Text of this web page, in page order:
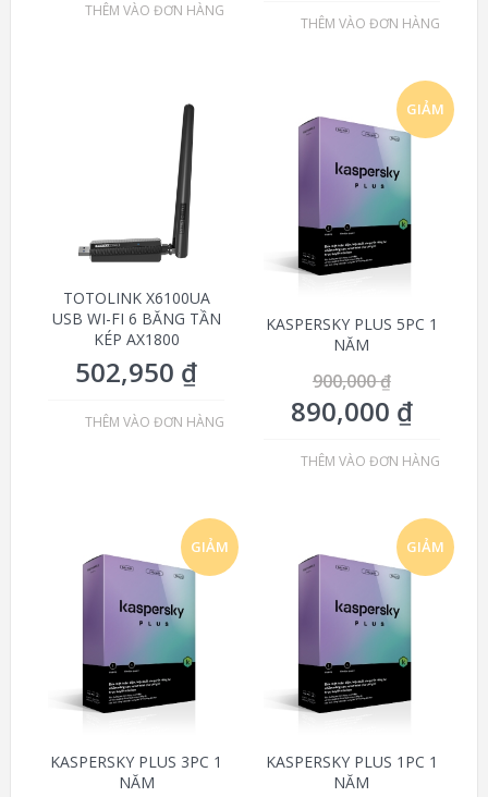
THÊM VÀO ĐƠN HÀNG
THÊM VÀO ĐƠN HÀNG
TOTOLINK X6100UA
USB WI-FI 6 BĂNG TẦN
KÉP AX1800
502,950 ₫
THÊM VÀO ĐƠN HÀNG
GIẢM
KASPERSKY PLUS 5PC 1
NĂM
900,000₫
890,000 ₫
THÊM VÀO ĐƠN HÀNG
GIẢM
KASPERSKY PLUS 3PC 1
NĂM
GIẢM
KASPERSKY PLUS 1PC 1
NĂM